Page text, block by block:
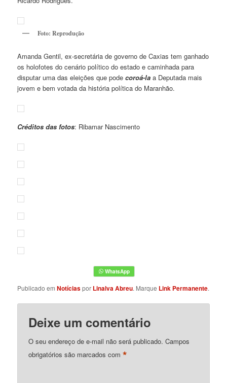
Foto: Reprodução
Amanda Gentil, ex-secretária de governo de Caxias tem ganhado
os holofotes do cenário político do estado e caminhada para
disputar uma das eleições que podecoroá-la a Deputada mais
jovem e bem votada da história política do Maranhão.
Créditos das fotos: Ribamar Nascimento
Publicado emNotíciaspor Linalva Abreu. Marque Link Permanente.
Deixe um comentário
O seu endereço de e-mail não será publicado. Campos
obrigatórios são marcados com*